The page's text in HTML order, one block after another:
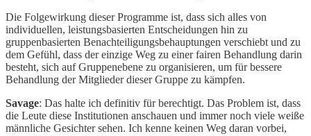
Die Folgewirkung dieser Programme ist, dass sich alles von
individuellen, leistungsbasierten Entscheidungen hin zu
gruppenbasierten Benachteiligungsbehauptungen verschiebt und zu
dem Gefühl, dass der einzige Weg zu einer fairen Behandlung darin
besteht, sich auf Gruppenebene zu organisieren, um für bessere
Behandlung der Mitglieder dieser Gruppe zu kämpfen.
Savage: Das halte ich definitiv für berechtigt. Das Problem ist, dass
die Leute diese Institutionen anschauen und immer noch viele weiße
männliche Gesichter sehen. Ich kenne keinen Weg daran vorbei,